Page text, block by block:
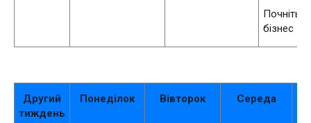
Почніть
бізнес
Другий
тиждень
Понеділок Вівторок Середа